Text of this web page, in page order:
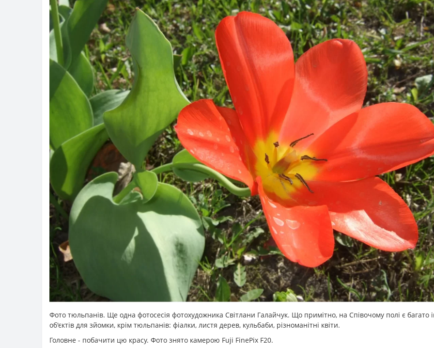
Фото тюльпанів. Ще одна фотосесія фотохудожника Світлани Галайчук. Що примітно, на Співочому полі є багато
об'єктів для зйомки, крім тюльпанів: фіалки, листя дерев, кульбаби, різноманітні квіти.
Головне - побачити цю красу. Фото знято камерою Fuji FinePix F20.